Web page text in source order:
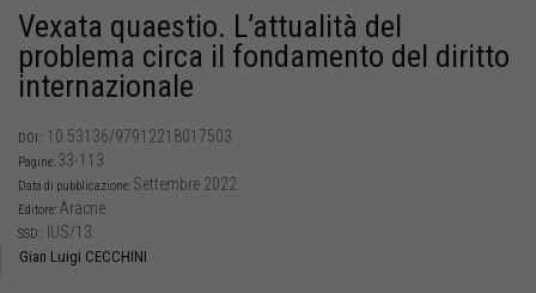
Vexata quaestio. L’attualità del
problema circa il fondamento del diritto
internazionale
DOI: 10.53136/97912218017503
Pagine: 33-113
Data di pubblicazione: Settembre 2022
Editore: Aracne
SSD: IUS/13
Gian Luigi CECCHINI